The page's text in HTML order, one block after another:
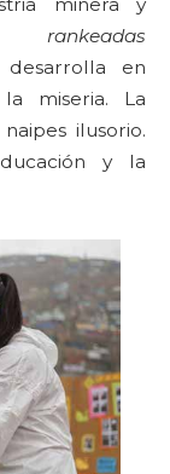
rankeadas
en
miseria. La
ilusorio.
y la